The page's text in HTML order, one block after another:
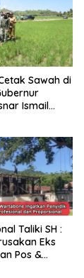
Sawah di
Ismail
Taliki SH :
Eks
Pos &